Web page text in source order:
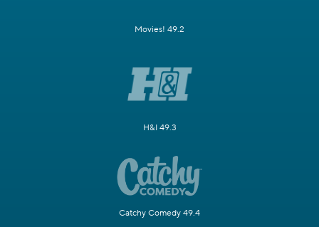
Movies! 49.2
H&I 49.3
Catchy Comedy 49.4